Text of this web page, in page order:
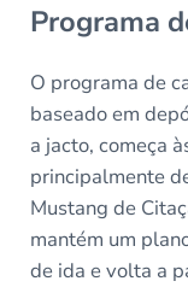
Programa
O programa de
baseado em
a jacto, começa
principalmente
Mustang de
mantém um
de ida e volta a